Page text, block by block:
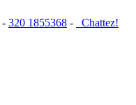
- 320 1855368 -
Chattez!